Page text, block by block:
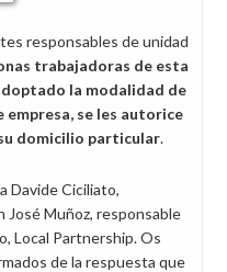
responsables de unidad
trabajadoras de esta
la modalidad de
empresa, se les autorice
domicilio particular.
Davide Ciciliato,
José Muñoz, responsable
Local Partnership. Os
de la respuesta que